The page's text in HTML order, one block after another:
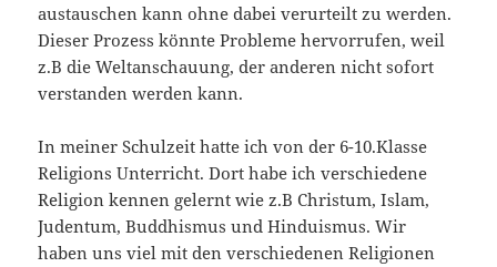
austauschen kann ohne dabei verurteilt zu werden.
Dieser Prozess könnte Probleme hervorrufen, weil
z.B die Weltanschauung, der anderen nicht sofort
verstanden werden kann.
In meiner Schulzeit hatte ich von der 6-10.Klasse
Religions Unterricht. Dort habe ich verschiedene
Religion kennen gelernt wie z.B Christum, Islam,
Judentum, Buddhismus und Hinduismus. Wir
haben uns viel mit den verschiedenen Religionen